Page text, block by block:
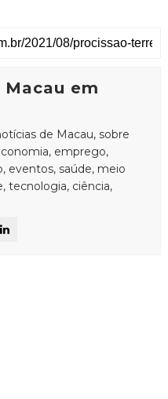
em
de Macau, sobre
emprego,
eventos, saúde, meio
tecnologia, ciência,